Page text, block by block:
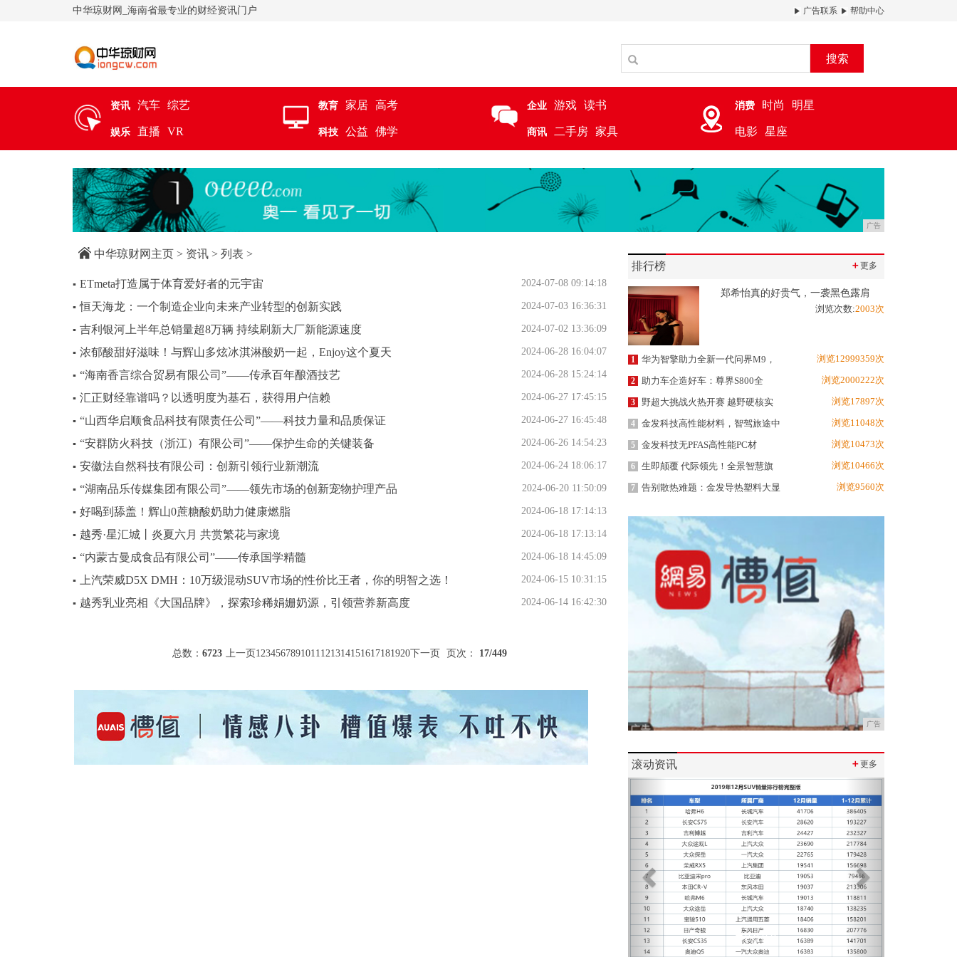
中华琼财网_海南省最专业的财经资讯门户 广告联系 帮助中心
搜索
资讯 汽车 综艺
娱乐 直播 VR
教育 家居 高考
科技 公益 佛学
企业 游戏 读书
商讯 二手房 家具
消费 时尚 明星
电影 星座
广告
中华琼财网主页 > 资讯 > 列表 >
▪ ETmeta打造属于体育爱好者的元宇宙 2024-07-08 09:14:18
▪ 恒天海龙：一个制造企业向未来产业转型的创新实践 2024-07-03 16:36:31
▪ 吉利银河上半年总销量超8万辆 持续刷新大厂新能源速度 2024-07-02 13:36:09
▪ 浓郁酸甜好滋味！与辉山多炫冰淇淋酸奶一起，Enjoy这个夏天 2024-06-28 16:04:07
▪ “海南香言综合贸易有限公司”——传承百年酿酒技艺 2024-06-28 15:24:14
▪ 汇正财经靠谱吗？以透明度为基石，获得用户信赖 2024-06-27 17:45:15
▪ “山西华启顺食品科技有限责任公司”——科技力量和品质保证 2024-06-27 16:45:48
▪ “安群防火科技（浙江）有限公司”——保护生命的关键装备 2024-06-26 14:54:23
▪ 安徽法自然科技有限公司：创新引领行业新潮流 2024-06-24 18:06:17
▪ “湖南品乐传媒集团有限公司”——领先市场的创新宠物护理产品 2024-06-20 11:50:09
▪ 好喝到舔盖！辉山0蔗糖酸奶助力健康燃脂 2024-06-18 17:14:13
▪ 越秀·星汇城丨炎夏六月 共赏繁花与家境 2024-06-18 17:13:14
▪ “内蒙古曼成食品有限公司”——传承国学精髓 2024-06-18 14:45:09
▪ 上汽荣威D5X DMH：10万级混动SUV市场的性价比王者，你的明智之选！ 2024-06-15 10:31:15
▪ 越秀乳业亮相《大国品牌》，探索珍稀娟姗奶源，引领营养新高度 2024-06-14 16:42:30
总数： 6723 上一页1234567891011121314151617181920下一页 页次： 17/449
排行榜 ＋更多
郑希怡真的好贵气，一袭黑色露肩
浏览次数:2003次
1 华为智擎助力全新一代问界M9， 浏览12999359次
2 助力车企造好车：尊界S800全 浏览2000222次
3 野超大挑战火热开赛 越野硬核实 浏览17897次
4 金发科技高性能材料，智驾旅途中 浏览11048次
5 金发科技无PFAS高性能PC材 浏览10473次
6 生即颠覆 代际领先！全景智慧旗 浏览10466次
7 告别散热难题：金发导热塑料大显 浏览9560次
广告
滚动资讯 ＋更多